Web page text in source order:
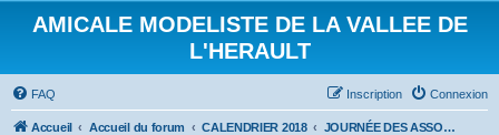
AMICALE MODELISTE DE LA VALLEE DE
L'HERAULT
FAQ Connexion
Inscription
Accueil Accueil du forum CALENDRIER 2018 JOURNÉE DES ASSOCIATIONS 8 SEPTEMBRE 2018